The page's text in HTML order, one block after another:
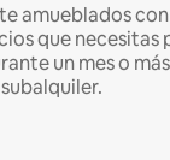
amueblados con
que necesitas
un mes o